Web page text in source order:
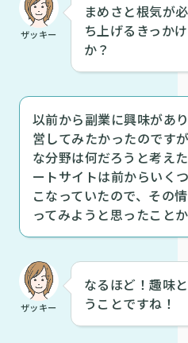
ザッキー
まめさと根気が
ち上げるきっか
か？
以前から副業に興味があ
営してみたかったのです
な分野は何だろうと考え
ートサイトは前からいく
こなっていたので、その
ってみようと思ったことか
ザッキー
なるほど！趣味
うことですね！